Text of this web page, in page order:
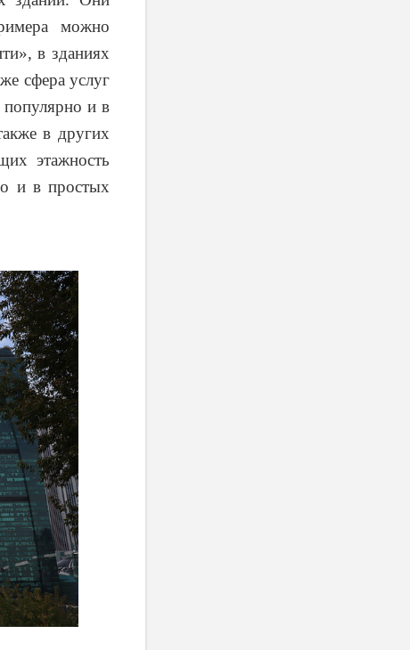
можно
в зданиях
сфера услуг
популярно и в
в других
этажность
и в простых